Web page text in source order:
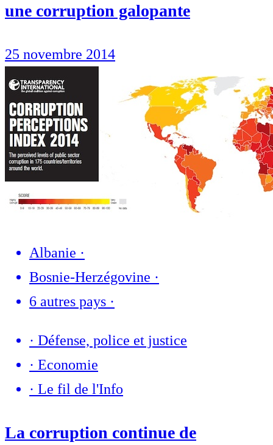
une corruption galopante
25 novembre 2014
Albanie ·
Bosnie-Herzégovine ·
6 autres pays ·
· Défense, police et justice
· Economie
· Le fil de l'Info
La corruption continue de